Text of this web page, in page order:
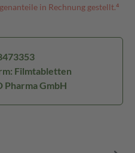
in Rechnung gestellt.⁴
Filmtabletten
Pharma GmbH